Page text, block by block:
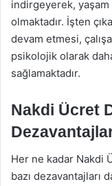
indirgeyerek, yaşam
olmaktadır. İşten
devam etmesi,
psikolojik olarak
sağlamaktadır.
Nakdi Ücret
Her ne kadar Nakdi
bazı dezavantajları